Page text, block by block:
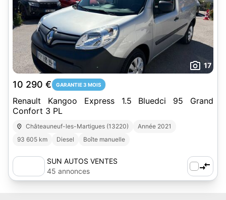
17
10 290 € GARANTIE 3 MOIS
Renault Kangoo Express 1.5 Bluedci 95 Grand
Confort 3 PL
Châteauneuf-les-Martigues (13220)
Année 2021
93 605 km
Diesel Boîte manuelle
SUN AUTOS VENTES
45 annonces